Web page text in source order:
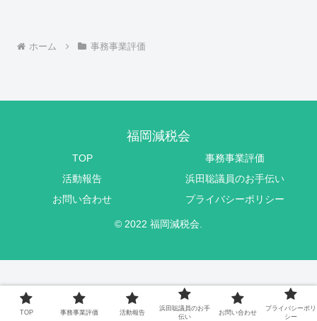
ホーム 事務事業評価
福岡減税会
TOP
事務事業評価
活動報告
浜田聡議員のお手伝い
お問い合わせ
プライバシーポリシー
© 2022 福岡減税会.
TOP 事務事業評価 活動報告
浜田聡議員のお手
伝い
お問い合わせ
プライバシーポリ
シー